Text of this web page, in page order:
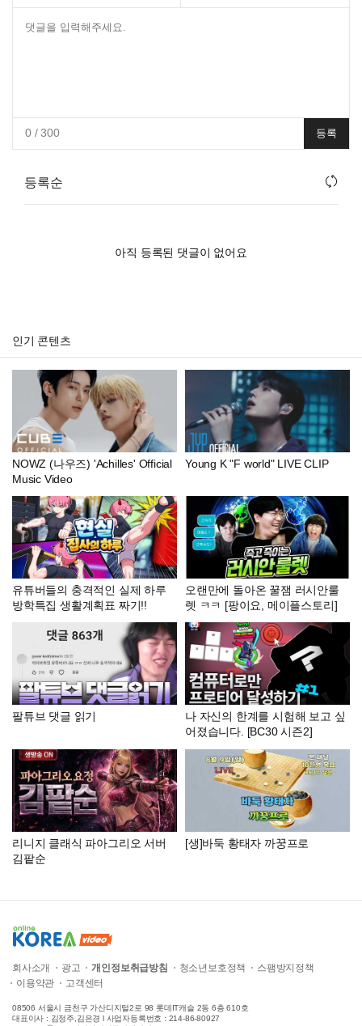
0/ 300 등록
등록순
아직 등록된 댓글이 없어요
인기 콘텐츠
NOWZ (나우즈) 'Achilles' Official
Music Video
Young K "F world" LIVE CLIP
유튜버들의 충격적인 실제 하루
방학특집 생활계획표 짜기!!
오랜만에 돌아온 꿀잼 러시안룰
렛 ㅋㅋ [팡이요, 메이플스토리]
팔튜브 댓글 읽기
나 자신의 한계를 시험해 보고 싶
어졌습니다. [BC30 시즌2]
리니지 클래식 파아그리오 서버
김팥순
[생]바둑 황태자 까꿍프로
회사소개 광고 개인정보취급방침 청소년보호정책
스팸방지정책
이용약관
고객센터
08506 서울시 금천구 가산디지털2로 98 롯데IT캐슬 2동 6층 610호
대표이사 : 김정주,김은경 l 사업자등록번호 : 214-86-80927